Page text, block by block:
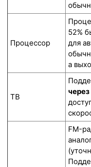
Процессор
52%
для
а
ТВ
FM-